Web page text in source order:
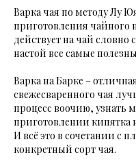
Варка чая по методу Лу
приготовления чайного
действует на чай
настой все самые
Варка на Барке –
свежесваренного чая
процесс воочию, узнать
приготовлении кипятка
И всё это в сочетании с
конкретный сорт чая.